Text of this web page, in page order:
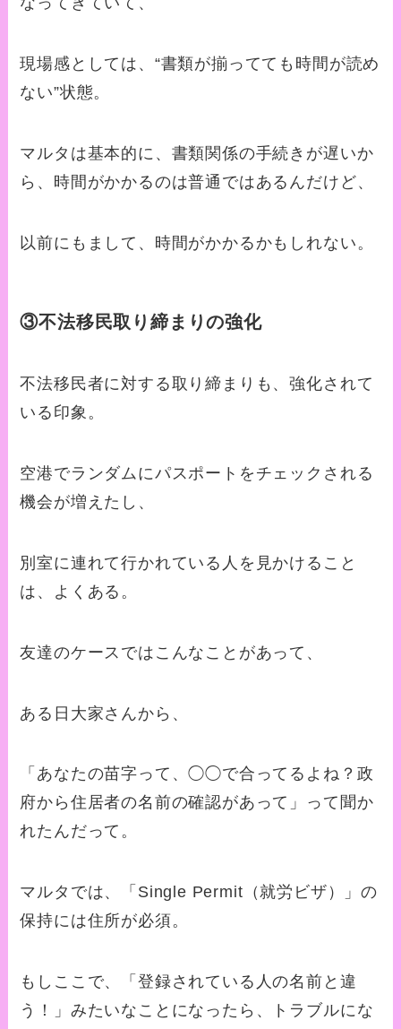
現場感としては、“書類が揃ってても時間が読め
ない”状態。
マルタは基本的に、書類関係の手続きが遅いか
ら、時間がかかるのは普通ではあるんだけど、
以前にもまして、時間がかかるかもしれない。
③不法移民取り締まりの強化
不法移民者に対する取り締まりも、強化されて
いる印象。
空港でランダムにパスポートをチェックされる
機会が増えたし、
別室に連れて行かれている人を見かけること
は、よくある。
友達のケースではこんなことがあって、
ある日大家さんから、
「あなたの苗字って、◯◯で合ってるよね？政
府から住居者の名前の確認があって」って聞か
れたんだって。
マルタでは、「Single Permit（就労ビザ）」の
保持には住所が必須。
もしここで、「登録されている人の名前と違
う！」みたいなことになったら、トラブルにな